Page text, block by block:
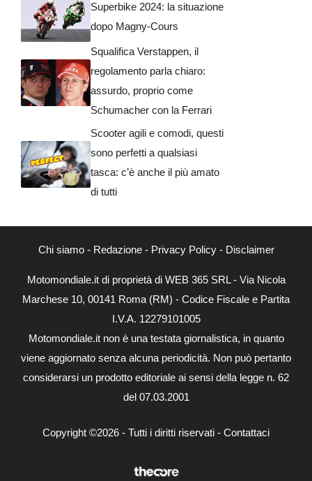
Superbike 2024: la situazione
dopo Magny-Cours
Squalifica Verstappen, il
regolamento parla chiaro:
assurdo, proprio come
Schumacher con la Ferrari
Scooter agili e comodi, questi
sono perfetti a qualsiasi
tasca: c’è anche il più amato
di tutti
Chi siamo- Redazione- Privacy Policy- Disclaimer
Motomondiale.it di proprietà di WEB 365 SRL - Via Nicola
Marchese 10, 00141 Roma (RM) - Codice Fiscale e Partita
I.V.A. 12279101005
Motomondiale.it non è una testata giornalistica, in quanto
viene aggiornato senza alcuna periodicità. Non può pertanto
considerarsi un prodotto editoriale ai sensi della legge n. 62
del 07.03.2001
Copyright ©2026 - Tutti i diritti riservati - Contattaci